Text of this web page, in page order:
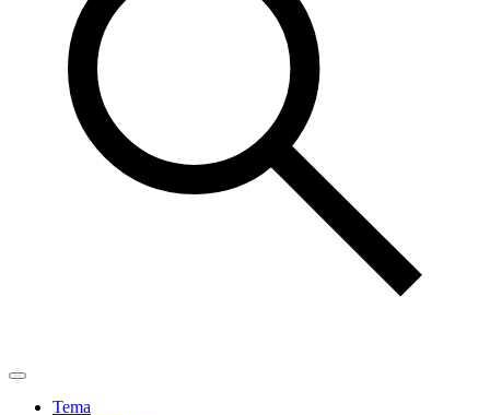
Tema